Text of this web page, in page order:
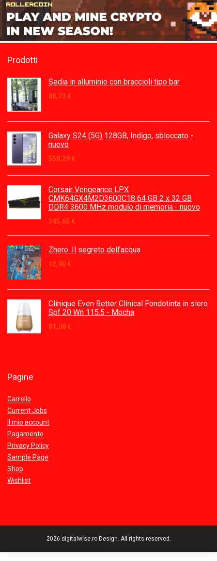
Prodotti
Sedia in alluminio con braccioli tipo bar
86,73 €
Galaxy S24 (5G) 128GB, Indigo, sbloccato -
nuovo
558,29 €
Corsair Vengeance LPX
CMK64GX4M2D3600C18 64 GB 2 x 32 GB
DDR4 3600 MHz modulo di memoria - nuovo
345,65 €
Zhero. Il segreto dell'acqua
12,90 €
Clinique Even Better Clinical Fondotinta in siero
Spf 20 Wn 115.5 - Mocha
81,08 €
Pagine
Carrello
Current Jobs
Il mio account
Pagamento
Privacy Policy
Sample Page
Shop
Wishlist
2026 digitalwise.ro Design. All rights reserved.